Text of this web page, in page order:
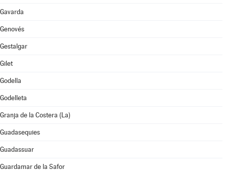
Gavarda
Genovés
Gestalgar
Gilet
Godella
Godelleta
Granja de la Costera (La)
Guadasequies
Guadassuar
Guardamar de la Safor